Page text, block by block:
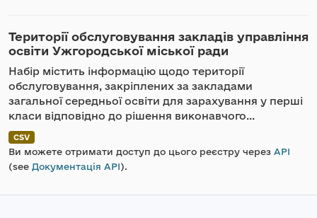
Території обслуговування закладів управління
освіти Ужгородської міської ради
Набір містить інформацію щодо території
обслуговування, закріплених за закладами
загальної середньої освіти для зарахування у перші
класи відповідно до рішення виконавчого...
CSV
Ви можете отримати доступ до цього реєстру через API
(see Документація API).